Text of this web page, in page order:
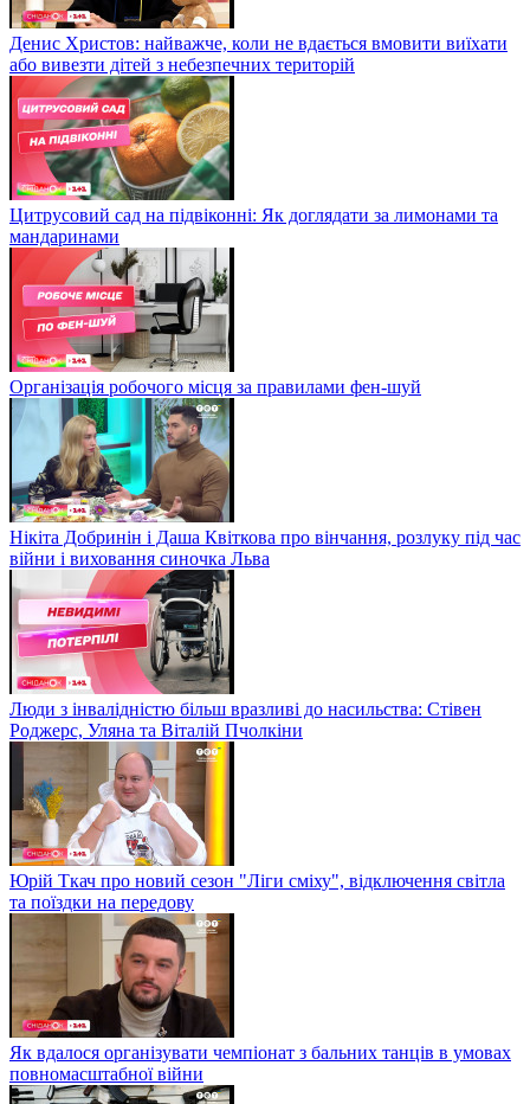
Денис Христов: найважче, коли не вдається вмовити виїхати
або вивезти дітей з небезпечних територій
Цитрусовий сад на підвіконні: Як доглядати за лимонами та
мандаринами
Організація робочого місця за правилами фен-шуй
Нікіта Добринін і Даша Квіткова про вінчання, розлуку під час
війни і виховання синочка Льва
Люди з інвалідністю більш вразливі до насильства: Стівен
Роджерс, Уляна та Віталій Пчолкіни
Юрій Ткач про новий сезон "Ліги сміху", відключення світла
та поїздки на передову
Як вдалося організувати чемпіонат з бальних танців в умовах
повномасштабної війни